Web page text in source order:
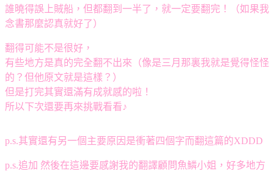
誰曉得誤上賊船，但都翻到一半了，就一定要翻完！（如果我
念書那麼認真就好了）
翻得可能不是很好，
有些地方是真的完全翻不出來（像是三月那裏我就是覺得怪怪
的？但他原文就是這樣？）
但是打完其實還滿有成就感的啦！
所以下次還要再來挑戰看看♪
p.s.其實還有另一個主要原因是衝著四個字而翻這篇的XDDD
p.s.追加 然後在這邊要感謝我的翻譯顧問魚鱗小姐，好多地方